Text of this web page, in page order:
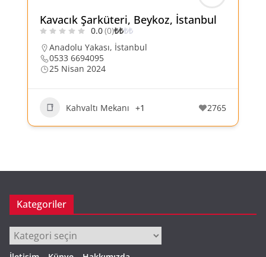
Kavacık Şarküteri, Beykoz, İstanbul
0.0(0)₺₺₺₺
Anadolu Yakası, İstanbul
0533 6694095
25 Nisan 2024
Kahvaltı Mekanı +1 2765
Kategoriler
Kategoriler